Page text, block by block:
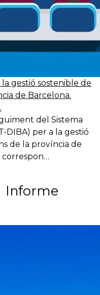
gestió sostenible de
de Barcelona.
del Sistema
DIBA) per a la gestió
de la província de
correspon…
Informe